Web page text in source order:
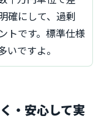
確にして、過剰
トです。標準仕様
ですよ。
・安心して実